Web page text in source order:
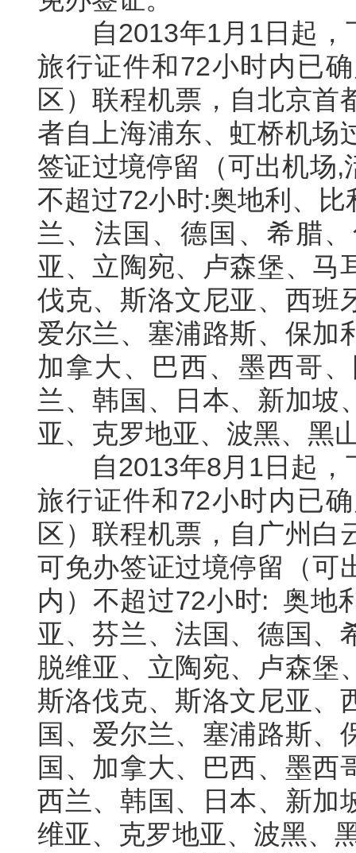
自2013年1月 1 日起
旅行证件和72小时内已
区）联程机票，自北京首
者自上海浦东、虹桥机场
签证过境停留（可出机场,
不超过72小时:奥地利、比
兰、法国、德国、希腊
亚、立陶宛、卢森堡、马
伐克、斯洛文尼亚、西班
爱尔兰、塞浦路斯、保加
加拿大、巴西、墨西哥
兰、韩国、日本、新加坡
亚、克罗地亚、波黑、黑
自2013年8月 1 日起
旅行证件和72小时内已
区）联程机票，自广州白
可免办签证过境停留（可
内）不超过72小时: 奥地
亚、芬兰、法国、德国、
脱维亚、立陶宛、卢森堡
斯洛伐克、斯洛文尼亚、
国、爱尔兰、塞浦路斯、
国、加拿大、巴西、墨西
西兰、韩国、日本、新加
维亚、克罗地亚、波黑、